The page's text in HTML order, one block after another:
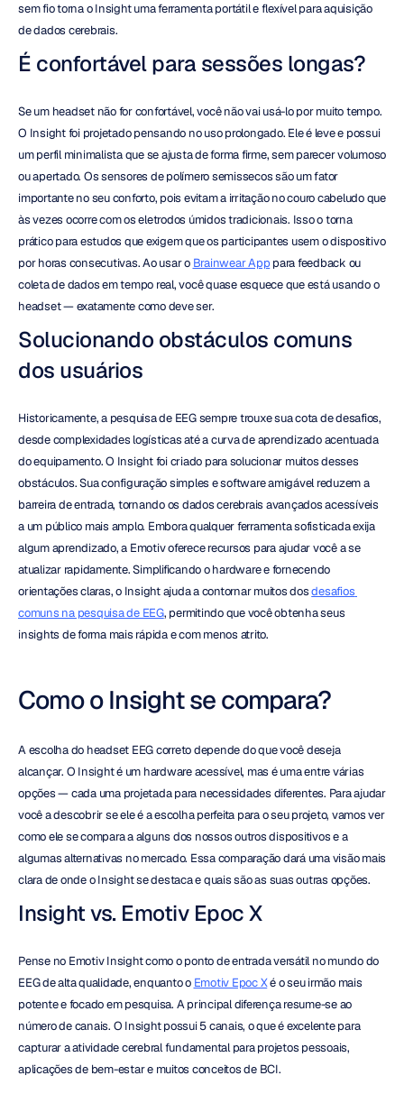
sem fio torna o Insight uma ferramenta portátil e flexível para aquisição
de dados cerebrais.
É confortável para sessões longas?
Se um headset não for confortável, você não vai usá-lo por muito tempo.
O Insight foi projetado pensando no uso prolongado. Ele é leve e possui
um perfil minimalista que se ajusta de forma firme, sem parecer volumoso
ou apertado. Os sensores de polímero semissecos são um fator
importante no seu conforto, pois evitam a irritação no couro cabeludo que
às vezes ocorre com os eletrodos úmidos tradicionais. Isso o torna
prático para estudos que exigem que os participantes usem o dispositivo
por horas consecutivas. Ao usar o Brainwear App para feedback ou
coleta de dados em tempo real, você quase esquece que está usando o
headset — exatamente como deve ser.
Solucionando obstáculos comuns
dos usuários
Historicamente, a pesquisa de EEG sempre trouxe sua cota de desafios,
desde complexidades logísticas até a curva de aprendizado acentuada
do equipamento. O Insight foi criado para solucionar muitos desses
obstáculos. Sua configuração simples e software amigável reduzem a
barreira de entrada, tornando os dados cerebrais avançados acessíveis
a um público mais amplo. Embora qualquer ferramenta sofisticada exija
algum aprendizado, a Emotiv oferece recursos para ajudar você a se
atualizar rapidamente. Simplificando o hardware e fornecendo
orientações claras, o Insight ajuda a contornar muitos dos desafios
comuns na pesquisa de EEG, permitindo que você obtenha seus
insights de forma mais rápida e com menos atrito.
Como o Insight se compara?
A escolha do headset EEG correto depende do que você deseja
alcançar. O Insight é um hardware acessível, mas é uma entre várias
opções — cada uma projetada para necessidades diferentes. Para ajudar
você a descobrir se ele é a escolha perfeita para o seu projeto, vamos ver
como ele se compara a alguns dos nossos outros dispositivos e a
algumas alternativas no mercado. Essa comparação dará uma visão mais
clara de onde o Insight se destaca e quais são as suas outras opções.
Insight vs. Emotiv Epoc X
Pense no Emotiv Insight como o ponto de entrada versátil no mundo do
EEG de alta qualidade, enquanto o Emotiv Epoc X é o seu irmão mais
potente e focado em pesquisa. A principal diferença resume-se ao
número de canais. O Insight possui 5 canais, o que é excelente para
capturar a atividade cerebral fundamental para projetos pessoais,
aplicações de bem-estar e muitos conceitos de BCI.